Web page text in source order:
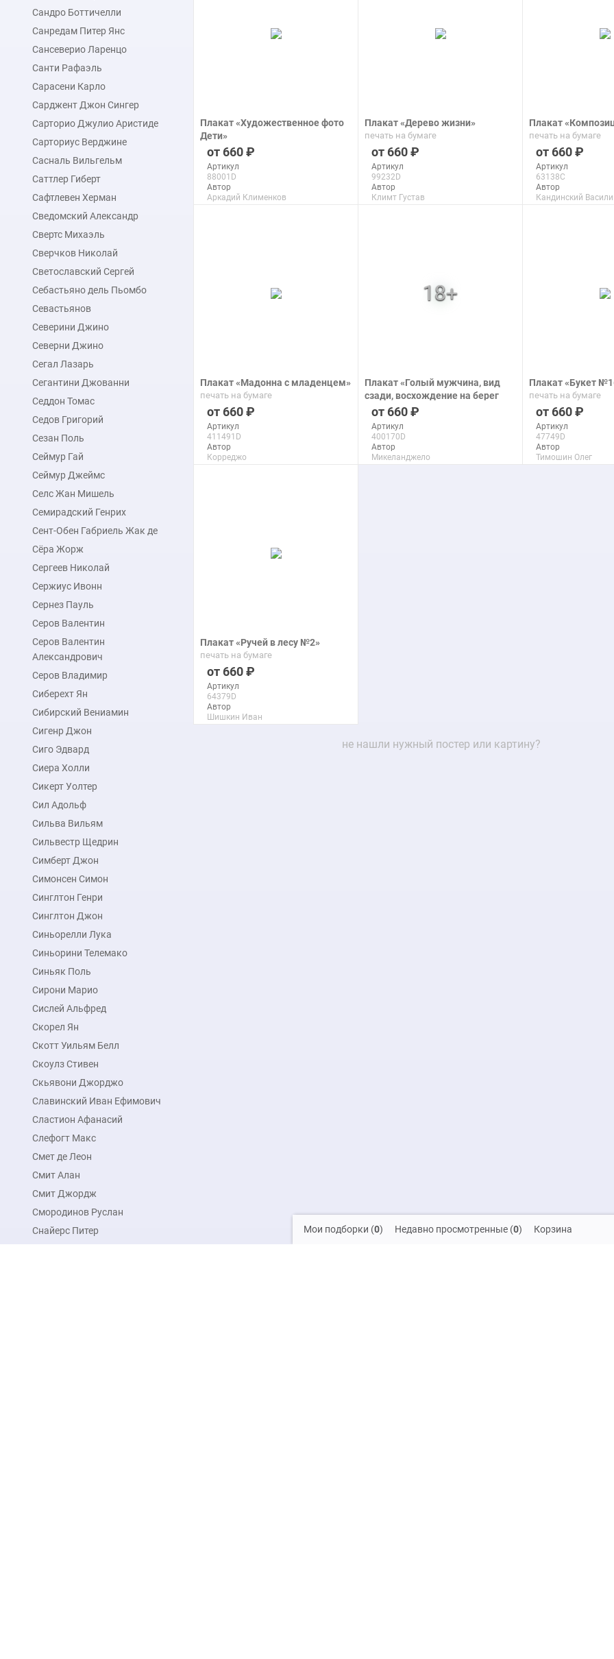
Сандро Боттичелли
Санредам Питер Янс
Сансеверио Ларенцо
Санти Рафаэль
Сарасени Карло
Сарджент Джон Сингер
Сарторио Джулио Аристиде
Сарториус Верджине
Сасналь Вильгельм
Саттлер Гиберт
Сафтлевен Херман
Сведомский Александр
Свертс Михаэль
Сверчков Николай
Светославский Сергей
Себастьяно дель Пьомбо
Севастьянов
Северини Джино
Северни Джино
Сегал Лазарь
Сегантини Джованни
Седдон Томас
Седов Григорий
Сезан Поль
Сеймур Гай
Сеймур Джеймс
Селс Жан Мишель
Семирадский Генрих
Сент-Обен Габриель Жак де
Сёра Жорж
Сергеев Николай
Сержиус Ивонн
Сернез Пауль
Серов Валентин
Серов Валентин
Александрович
Серов Владимир
Сиберехт Ян
Сибирский Вениамин
Сигенр Джон
Сиго Эдвард
Сиера Холли
Сикерт Уолтер
Сил Адольф
Сильва Вильям
Сильвестр Щедрин
Симберт Джон
Симонсен Симон
Синглтон Генри
Синглтон Джон
Синьорелли Лука
Синьорини Телемако
Синьяк Поль
Сирони Марио
Сислей Альфред
Скорел Ян
Скотт Уильям Белл
Скоулз Стивен
Скьявони Джорджо
Славинский Иван Ефимович
Сластион Афанасий
Слефогт Макс
Смет де Леон
Смит Алан
Смит Джордж
Смородинов Руслан
Снайерс Питер
Плакат «Художественное фото
Дети»
печать на бумаге
660
Артикул
88001D
Автор
Аркадий Клименков
Плакат «Дерево жизни»
печать на бумаге
660
Артикул
99232D
Автор
Климт Густав
Плакат
печать на бумаге
660
Артикул
63138C
Автор
Кандинский
Плакат «Мадонна с младенцем»
печать на бумаге
660
Артикул
411491D
Автор
Корреджо
Плакат «Голый мужчина, вид
сзади, восхождение на берег
реки после Микеланджело»
печать на бумаге
660
Артикул
400170D
Автор
Микеланджело
Плакат «Букет
печать на бумаге
660
Артикул
47749D
Автор
Тимошин Олег
Плакат «Ручей в лесу №2»
печать на бумаге
660
Артикул
64379D
Автор
Шишкин Иван
не нашли нужный постер или картину?
Мои подборки (0) Недавно просмотренные (0) Корзина